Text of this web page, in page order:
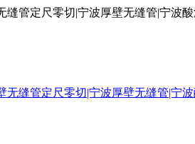
缝管定尺零切|宁波厚壁无缝管|宁波